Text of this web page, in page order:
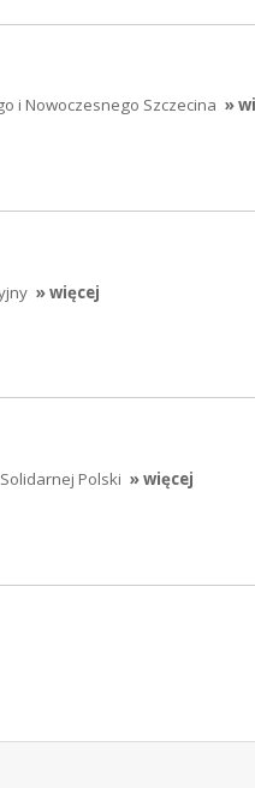
i Nowoczesnego Szczecina »
» więcej
Polski » więcej